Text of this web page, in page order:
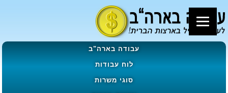
עבודה בארה"ב
לוח עבודות
סוגי משרות